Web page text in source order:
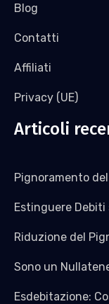
Blog
Contatti
Affiliati
Privacy (UE)
Articoli
Pignoramento
Estinguere Debiti
Riduzione del
Sono un
Esdebitazione: